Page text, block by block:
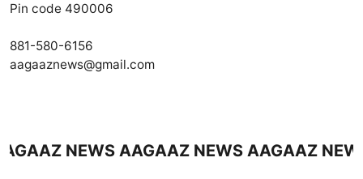
Pin code 490006
881-580-6156
aagaaznews@gmail.com
NEWS AAGAAZ NEWS AAGAAZ NEWS